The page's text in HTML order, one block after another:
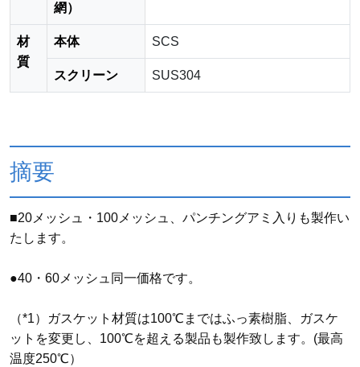
網）
材
質
本体 SCS
スクリーン SUS304
摘要
■20メッシュ・100メッシュ、パンチングアミ入りも製作い
たします。
●40・60メッシュ同一価格です。
（*1）ガスケット材質は100℃まではふっ素樹脂、ガスケ
ットを変更し、100℃を超える製品も製作致します。(最高
温度250℃）